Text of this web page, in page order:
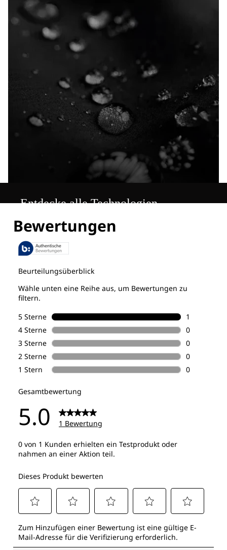
Entdecke alle Technologien